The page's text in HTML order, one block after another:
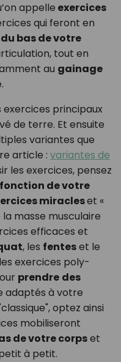
appelle exercices
qui feront en
bas de votre
tout en
au gainage
exercices principaux
de terre. Et ensuite
variantes que
article : variantes de
les exercices, pensez
fonction de votre
miracleset «
masse musculaire
efficaces et
, les fenteset le
exercices poly-
prendre des
adaptés à votre
optez ainsi
mobiliseront
de votre corpset
à petit.